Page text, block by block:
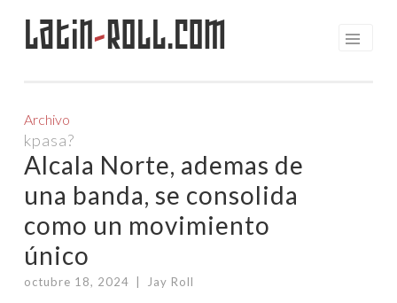
Saltar
Latin-Roll.com
Archivo
kpasa?
Alcala Norte, ademas de
una banda, se consolida
como un movimiento
único
octubre 18, 2024 Jay Roll